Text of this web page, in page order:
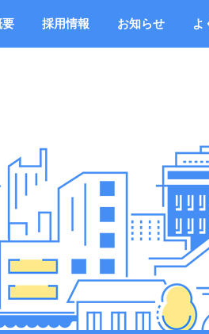
要 採用情報 お知らせ よ